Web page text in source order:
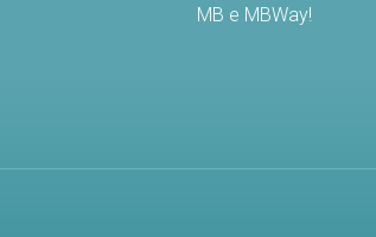
MB e MBWay!